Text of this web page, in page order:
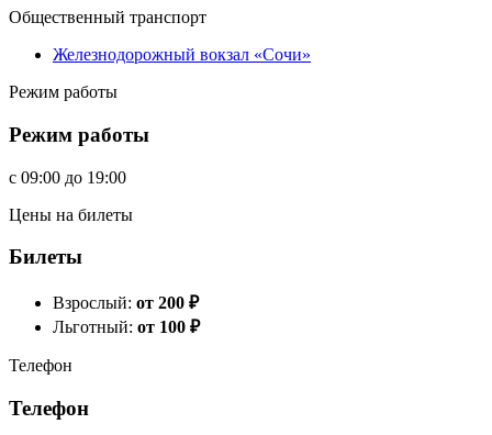
Общественный транспорт
Железнодорожный вокзал «Сочи»
Режим работы
Режим работы
c 09:00 до 19:00
Цены на билеты
Билеты
Взрослый: от 200 ₽
Льготный: от 100 ₽
Телефон
Телефон